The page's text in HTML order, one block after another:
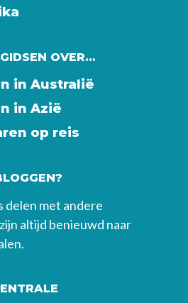
OVER…
in Australië
in Azië
op reis
delen met andere
altijd benieuwd naar